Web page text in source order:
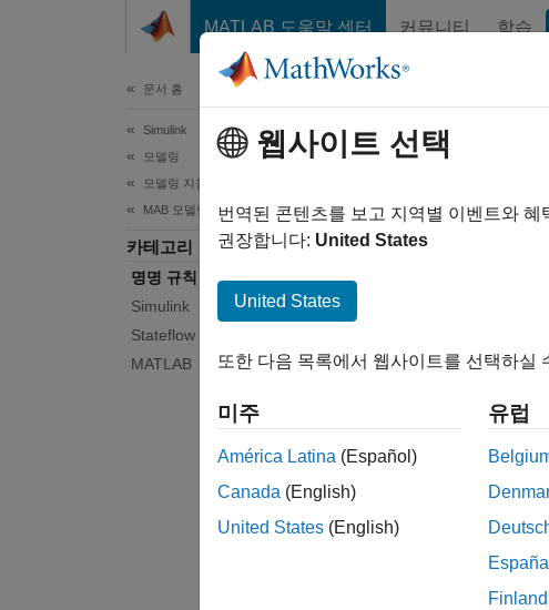
MATLAB 도움말 센터 커뮤니티 학습
문서 홈
Simulink
모델링
모델링 지침
MAB 모델링 지침
카테고리
명명 규칙
Simulink
Stateflow
MATLAB
명명 규
신호 선, 블록
파일, 폴더,
모두 확장
일반
내용
관련 정보
웹사이트 선택
번역된 콘텐츠를 보고 지역별 이벤트와
권장합니다: United States
United States
또한 다음 목록에서 웹사이트를 선택하실
미주
América Latina (Español)
Canada (English)
United States (English)
유럽
España
Finland